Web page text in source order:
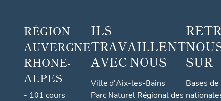
RÉGION
AUVERGNE
RHONE-
ALPES
- 101 cours
ILS
TRAVAILLENT
AVEC NOUS
Ville d'Aix-les-Bains
Parc Naturel Régional des
SUR
Bases